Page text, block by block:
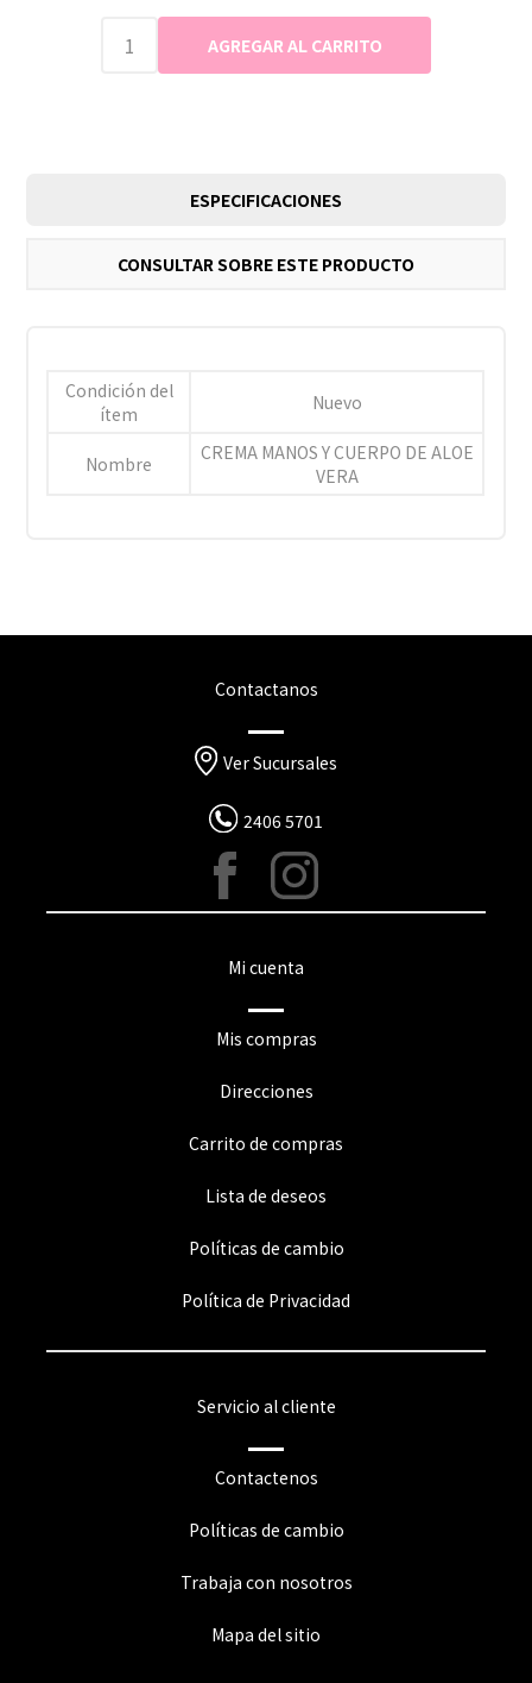
ESPECIFICACIONES
CONSULTAR SOBRE ESTE PRODUCTO
Condición del
ítem
Nuevo
Nombre
CREMA MANOS Y CUERPO DE ALOE
VERA
Contactanos
Ver Sucursales
2406 5701
Mi cuenta
Mis compras
Direcciones
Carrito de compras
Lista de deseos
Políticas de cambio
Política de Privacidad
Servicio al cliente
Contactenos
Políticas de cambio
Trabaja con nosotros
Mapa del sitio